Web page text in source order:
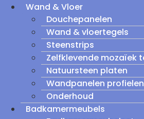
Wand & Vloer
Douchepanelen
Wand & vloertegels
Steenstrips
Zelfklevende mozaïek
Natuursteen platen
Wandpanelen profielen
Onderhoud
Badkamermeubels